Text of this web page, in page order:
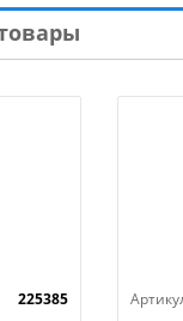
(
225385